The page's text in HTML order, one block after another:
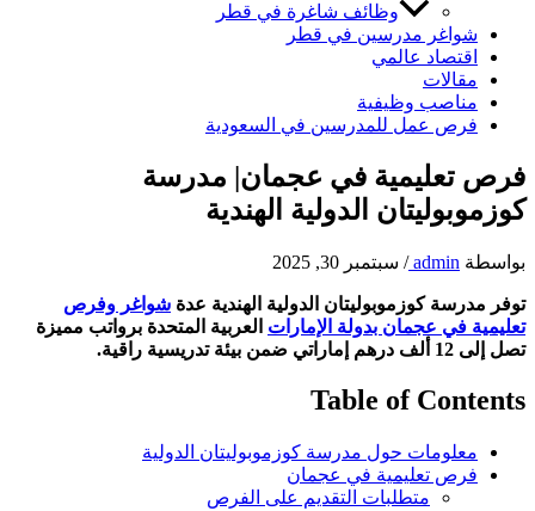
وظائف شاغرة في قطر
شواغر مدرسين في قطر
اقتصاد عالمي
مقالات
مناصب وظيفية
فرص عمل للمدرسين في السعودية
فرص تعليمية في عجمان| مدرسة
كوزموبوليتان الدولية الهندية
بواسطة admin
/ سبتمبر 30, 2025
توفر مدرسة كوزموبوليتان الدولية الهندية عدة شواغر وفرص
تعليمية في عجمان بدولة الإمارات العربية المتحدة برواتب مميزة
تصل إلى 12 ألف درهم إماراتي ضمن بيئة تدريسية راقية.
Table of Contents
معلومات حول مدرسة كوزموبوليتان الدولية
فرص تعليمية في عجمان
متطلبات التقديم على الفرص